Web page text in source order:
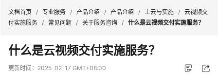
务
公
文档首页 / 专业服务 / 产品介绍 / 产品介绍 / 上云与实施 / 云视频交
付实施服务 / 常见问题 / 关于服务咨询 / 什么是云视频交付实施服务？
什么是云视频交付实施服务？
更新时间： 2025-02-17 GMT+08:00